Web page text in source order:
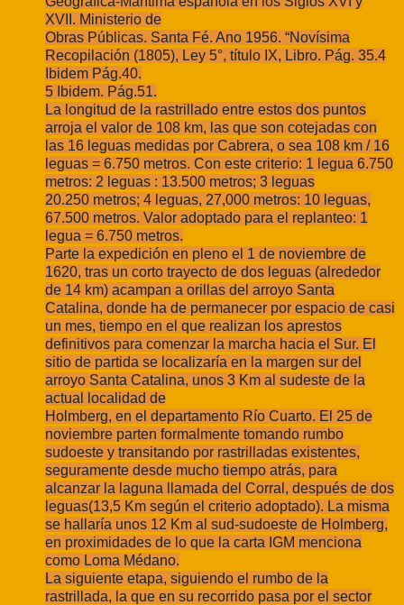
XVII. Ministerio de
Obras Públicas. Santa Fé. Ano 1956. “Novísima
Recopilación (1805), Ley 5°, título IX, Libro. Pág. 35.4
Ibidem Pág.40.
5 Ibidem. Pág.51.
La longitud de la rastrillado entre estos dos puntos
arroja el valor de 108 km, las que son cotejadas con
las 16 leguas medidas por Cabrera, o sea 108 km / 16
leguas = 6.750 metros. Con este criterio: 1 legua 6.750
metros: 2 leguas : 13.500 metros; 3 leguas
20.250 metros; 4 leguas, 27,000 metros: 10 leguas,
67.500 metros. Valor adoptado para el replanteo: 1
legua = 6.750 metros.
Parte la expedición en pleno el 1 de noviembre de
1620, tras un corto trayecto de dos leguas (alrededor
de 14 km) acampan a orillas del arroyo Santa
Catalina, donde ha de permanecer por espacio de casi
un mes, tiempo en el que realizan los aprestos
definitivos para comenzar la marcha hacia el Sur. El
sitio de partida se localizaría en la margen sur del
arroyo Santa Catalina, unos 3 Km al sudeste de la
actual localidad de
Holmberg, en el departamento Río Cuarto. El 25 de
noviembre parten formalmente tomando rumbo
sudoeste y transitando por rastrilladas existentes,
seguramente desde mucho tiempo atrás, para
alcanzar la laguna llamada del Corral, después de dos
leguas(13,5 Km según el criterio adoptado). La misma
se hallaría unos 12 Km al sud-sudoeste de Holmberg,
en proximidades de lo que la carta IGM menciona
como Loma Médano.
La siguiente etapa, siguiendo el rumbo de la
rastrillada, la que en su recorrido pasa por el sector